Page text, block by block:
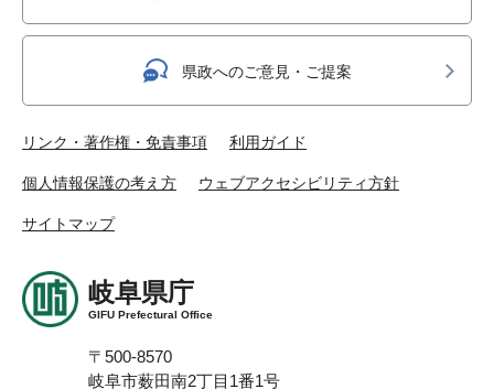
県政へのご意見・ご提案
リンク・著作権・免責事項 利用ガイド
個人情報保護の考え方 ウェブアクセシビリティ方針
サイトマップ
岐阜県庁
GIFU Prefectural Office
〒500-8570
岐阜市薮田南2丁目1番1号